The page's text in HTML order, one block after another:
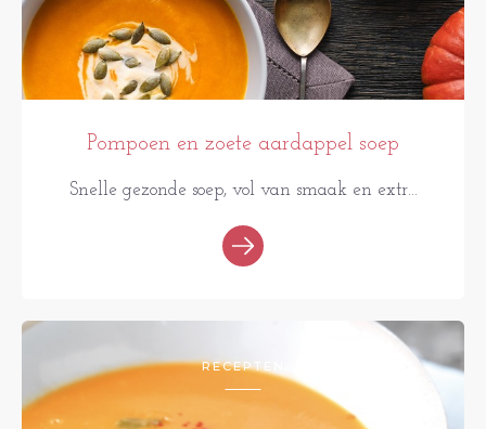
Pompoen en zoete aardappel soep
Snelle gezonde soep, vol van smaak en extr...
RECEPTEN